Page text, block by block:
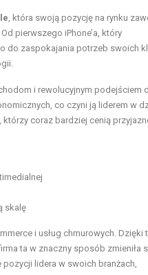
, która swoją pozycję na rynku
pierwszego iPhone’a, który
do zaspokajania potrzeb swoich
i rewolucyjnym podejściem
co czyni ją liderem w
coraz bardziej cenią
skalę
i usług chmurowych. Dzięki
ta w znaczny sposób zmieniła
lidera w swoich branżach,